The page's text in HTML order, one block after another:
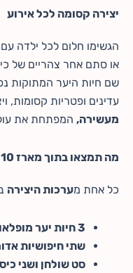
יצירה קסומה לכל אירוע
הגשימו חלום לכל ילדה עם
או סתם אחר צהריים של
שם חיות היער המתוקות
עדינים ופטריות קסומות,
מעשירה,המפתחת את
מה תמצאו בתוך מארז 10 יחידות של ערכת יצירה פיקניק חיות היער?
כל אחת מערכות היצירה
3 חיות יער מופלאות
שתי חיפושיות
סט שולחן ושני